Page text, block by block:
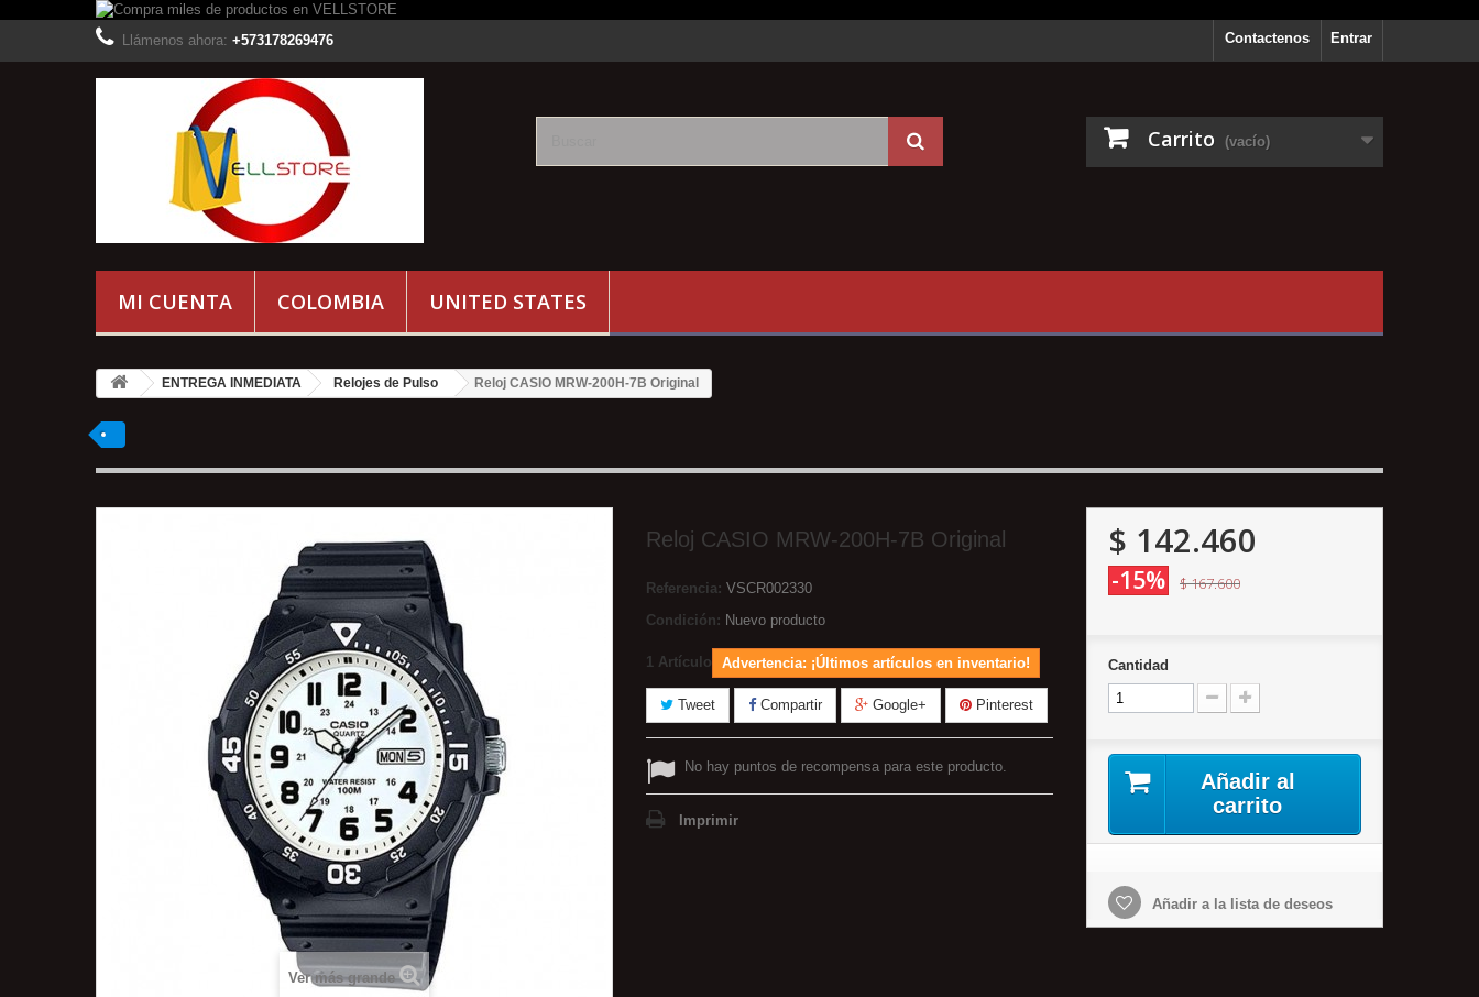
Entrar
Contactenos
Llámenos ahora: +573178269476
Carrito (vacío)
MI CUENTA COLOMBIA UNITED STATES
ENTREGA INMEDIATA Relojes de Pulso Reloj CASIO MRW-200H-7B Original
Ver más grande
Reloj CASIO MRW-200H-7B Original
Referencia: VSCR002330
Condición: Nuevo producto
1 Artículo Advertencia: ¡Últimos artículos en inventario!
Tweet Compartir Google+ Pinterest
No hay puntos de recompensa para este producto.
Imprimir
$ 142.460
-15% $ 167.600
Cantidad
Añadir al
carrito
Añadir a la lista de deseos